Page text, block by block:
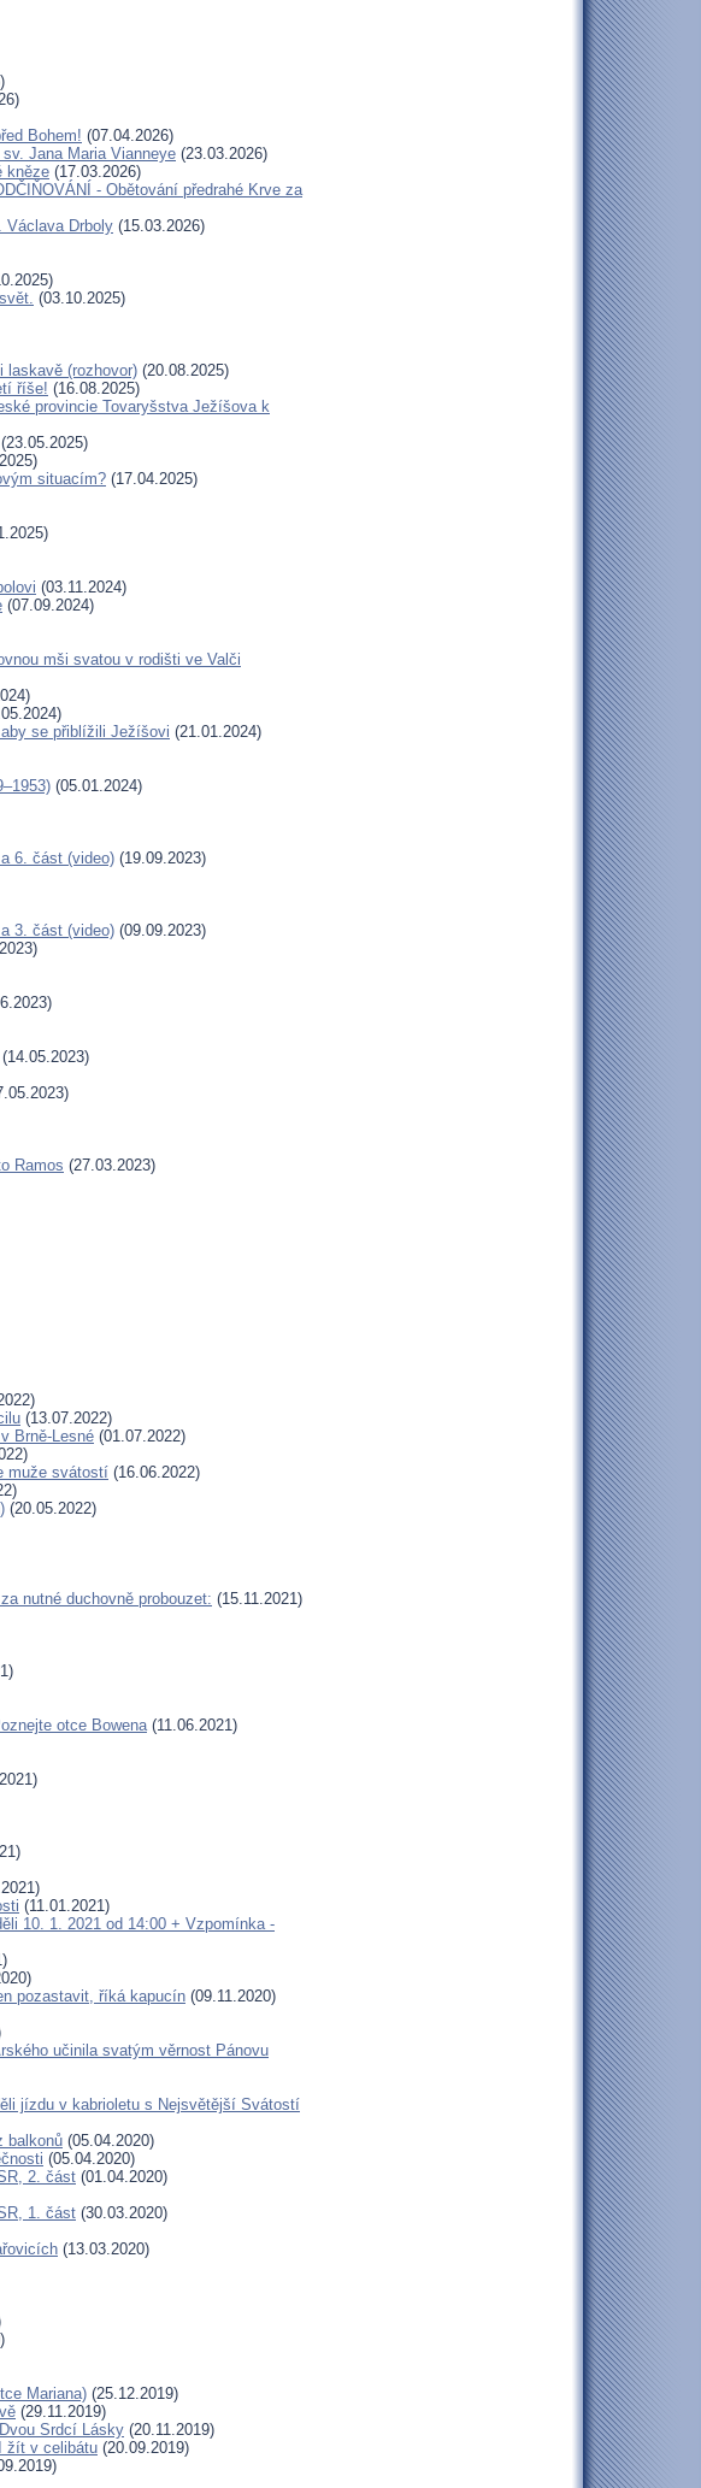
Bohem! (07.04.2026)
Jana Maria Vianneye (23.03.2026)
kněze (17.03.2026)
- Obětování předrahé Krve za
Václava Drboly (15.03.2026)
(03.10.2025)
laskavě (rozhovor) (20.08.2025)
říše! (16.08.2025)
provincie Tovaryšstva Ježíšova k
(23.05.2025)
situacím? (17.04.2025)
(03.11.2024)
(07.09.2024)
mši svatou v rodišti ve Valči
se přiblížili Ježíšovi (21.01.2024)
(05.01.2024)
6. část (video) (19.09.2023)
3. část (video) (09.09.2023)
(14.05.2023)
Ramos (27.03.2023)
(13.07.2022)
Brně-Lesné (01.07.2022)
muže svátostí (16.06.2022)
(20.05.2022)
nutné duchovně probouzet: (15.11.2021)
otce Bowena(11.06.2021)
(11.01.2021)
10. 1. 2021 od 14:00 + Vzpomínka -
pozastavit, říká kapucín (09.11.2020)
učinila svatým věrnost Pánovu
jízdu v kabrioletu s Nejsvětější Svátostí
balkonů (05.04.2020)
(05.04.2020)
2. část (01.04.2020)
1. část (30.03.2020)
(13.03.2020)
Mariana) (25.12.2019)
(29.11.2019)
Srdcí Lásky (20.11.2019)
žít v celibátu (20.09.2019)